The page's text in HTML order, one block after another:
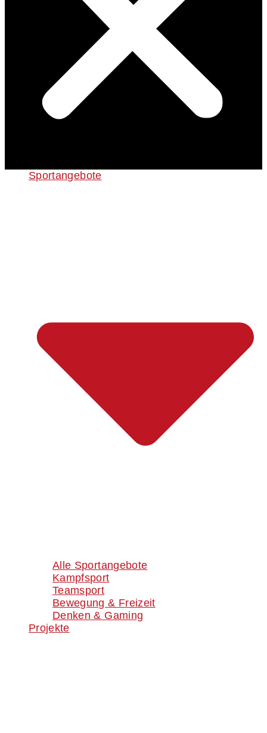
Sportangebote
Alle Sportangebote
Kampfsport
Teamsport
Bewegung & Freizeit
Denken & Gaming
Projekte